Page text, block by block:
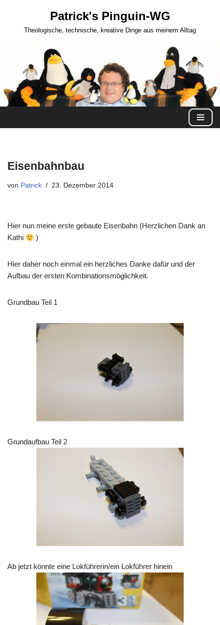
Patrick's Pinguin-WG
Theologische, technische, kreative Dinge aus meinem Alltag
Eisenbahnbau
von Patrick 23. Dezember 2014
Hier nun meine erste gebaute Eisenbahn (Herzlichen Dank an
Kathi
)
Hier daher noch einmal ein herzliches Danke dafür und der
Aufbau der ersten Kombinationsmöglichkeit.
Grundbau Teil 1
Grundaufbau Teil 2
Ab jetzt könnte eine Lokführerin/ein Lokführer hinein